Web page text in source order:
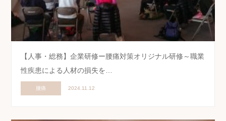
【人事・総務】企業研修ー腰痛対策オリジナル研修～職業
性疾患による人材の損失を…
腰痛 2024.11.12